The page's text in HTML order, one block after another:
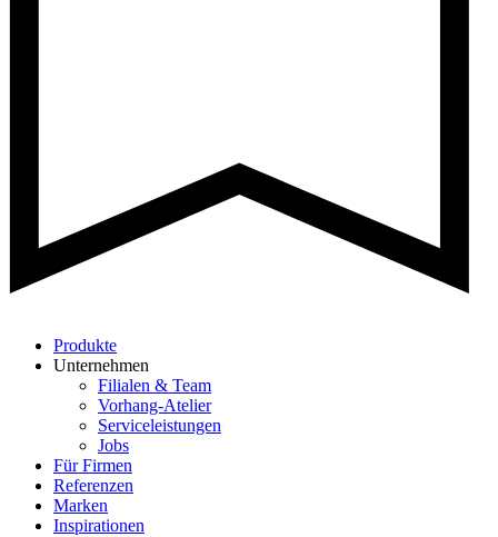
Produkte
Unternehmen
Filialen & Team
Vorhang-Atelier
Serviceleistungen
Jobs
Für Firmen
Referenzen
Marken
Inspirationen